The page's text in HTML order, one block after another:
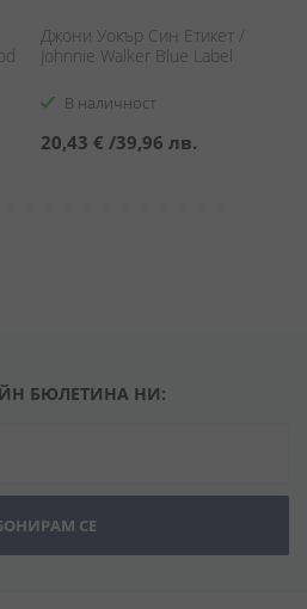
Джони Уокър Син Етикет /
Johnnie Walker Blue Label
В наличност
20,43 € /39,96 лв.
БЮЛЕТИНА НИ:
СЕ